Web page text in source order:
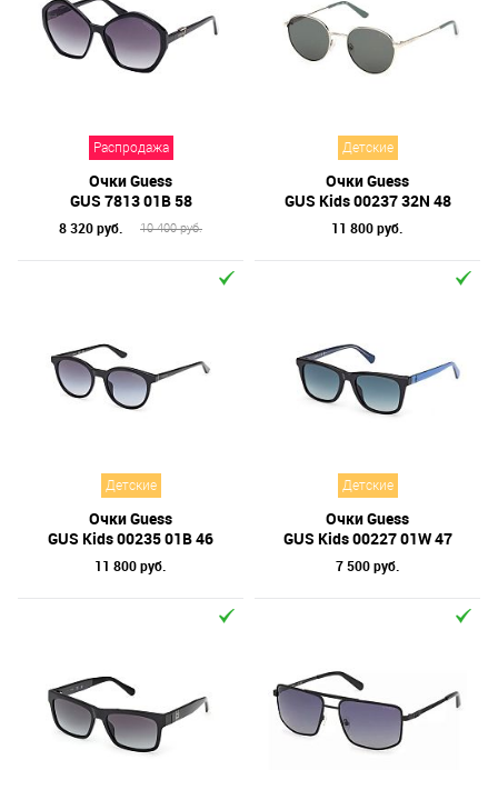
Назначение / Пол
Материал линз
Форма оправы
Тип оправы
Технология оптики
Материал оправы
Распродажа
Очки Guess
GUS 7813 01B 58
8 320 руб. 10 400 руб.
Детские
Очки Guess
GUS Kids 00237 32N 48
11 800 руб.
Детские
Очки Guess
GUS Kids 00235 01B 46
11 800 руб.
Детские
Очки Guess
GUS Kids 00227 01W 47
7 500 руб.